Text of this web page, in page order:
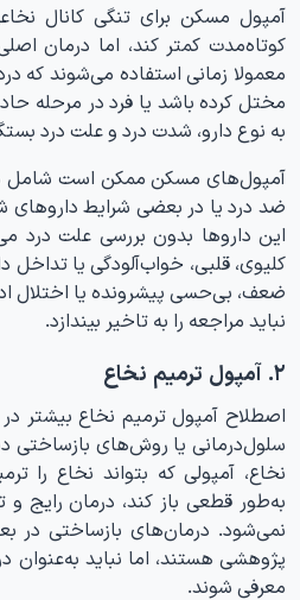
آمپول مسکن برای تنگی کانال
کوتاه‌مدت کمتر کند، اما درمان
معمولا زمانی استفاده می‌شوند که
مختل کرده باشد یا فرد در مرحله حاد
به نوع دارو، شدت درد و علت درد
آمپول‌های مسکن ممکن است شامل
ضد درد یا در بعضی شرایط داروهای
این داروها بدون بررسی علت درد
کلیوی، قلبی، خواب‌آلودگی یا تداخل
ضعف، بی‌حسی پیشرونده یا اختلال
نباید مراجعه را به تاخیر بیندازد.
۲. آمپول ترمیم نخاع
اصطلاح آمپول ترمیم نخاع بیشتر
سلول‌درمانی یا روش‌های بازساختی
نخاع، آمپولی که بتواند نخاع را
به‌طور قطعی باز کند، درمان رایج
نمی‌شود. درمان‌های بازساختی در
پژوهشی هستند، اما نباید به‌عنوان
معرفی شوند.